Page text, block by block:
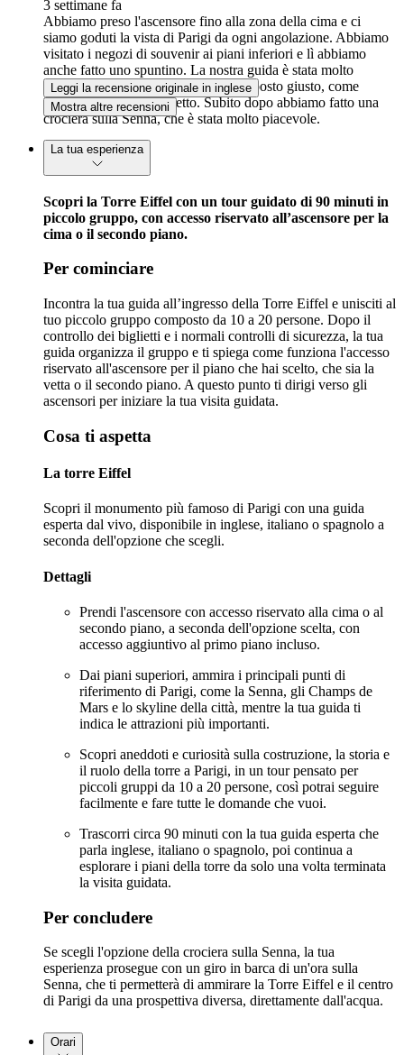
3 settimane fa
Abbiamo preso l'ascensore fino alla zona della cima e ci
siamo goduti la vista di Parigi da ogni angolazione. Abbiamo
visitato i negozi di souvenir ai piani inferiori e lì abbiamo
anche fatto uno spuntino. La nostra guida è stata molto
disponibile e ci ha accompagnati nel posto giusto, come
indicato sul nostro biglietto. Subito dopo abbiamo fatto una
crociera sulla Senna, che è stata molto piacevole.
Leggi la recensione originale in inglese
Mostra altre recensioni
La tua esperienza
Scopri la Torre Eiffel con un tour guidato di 90 minuti in
piccolo gruppo, con accesso riservato all’ascensore per la
cima o il secondo piano.
Per cominciare
Incontra la tua guida all’ingresso della Torre Eiffel e unisciti al
tuo piccolo gruppo composto da 10 a 20 persone. Dopo il
controllo dei biglietti e i normali controlli di sicurezza, la tua
guida organizza il gruppo e ti spiega come funziona l'accesso
riservato all'ascensore per il piano che hai scelto, che sia la
vetta o il secondo piano. A questo punto ti dirigi verso gli
ascensori per iniziare la tua visita guidata.
Cosa ti aspetta
La torre Eiffel
Scopri il monumento più famoso di Parigi con una guida
esperta dal vivo, disponibile in inglese, italiano o spagnolo a
seconda dell'opzione che scegli.
Dettagli
Prendi l'ascensore con accesso riservato alla cima o al
secondo piano, a seconda dell'opzione scelta, con
accesso aggiuntivo al primo piano incluso.
Dai piani superiori, ammira i principali punti di
riferimento di Parigi, come la Senna, gli Champs de
Mars e lo skyline della città, mentre la tua guida ti
indica le attrazioni più importanti.
Scopri aneddoti e curiosità sulla costruzione, la storia e
il ruolo della torre a Parigi, in un tour pensato per
piccoli gruppi da 10 a 20 persone, così potrai seguire
facilmente e fare tutte le domande che vuoi.
Trascorri circa 90 minuti con la tua guida esperta che
parla inglese, italiano o spagnolo, poi continua a
esplorare i piani della torre da solo una volta terminata
la visita guidata.
Per concludere
Se scegli l'opzione della crociera sulla Senna, la tua
esperienza prosegue con un giro in barca di un'ora sulla
Senna, che ti permetterà di ammirare la Torre Eiffel e il centro
di Parigi da una prospettiva diversa, direttamente dall'acqua.
Orari